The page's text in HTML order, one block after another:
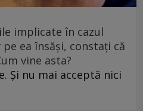
implicate în cazul
ea însăși, constați că
vine asta?
Și nu mai acceptă nici